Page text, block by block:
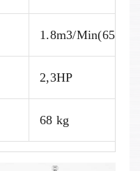
1.8m3/
2,3HP
68 kg